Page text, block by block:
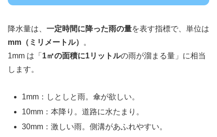
降水量は、 一定時間に降った雨の量を表す指標で、単位は
mm（ミリメートル）
。
1mm は「 1㎡の面積に1リットルの雨が溜まる量」に相当
します。
1mm：しとしと雨。傘が欲しい。
10mm：本降り。道路に水たまり。
30mm：激しい雨。側溝があふれやすい。